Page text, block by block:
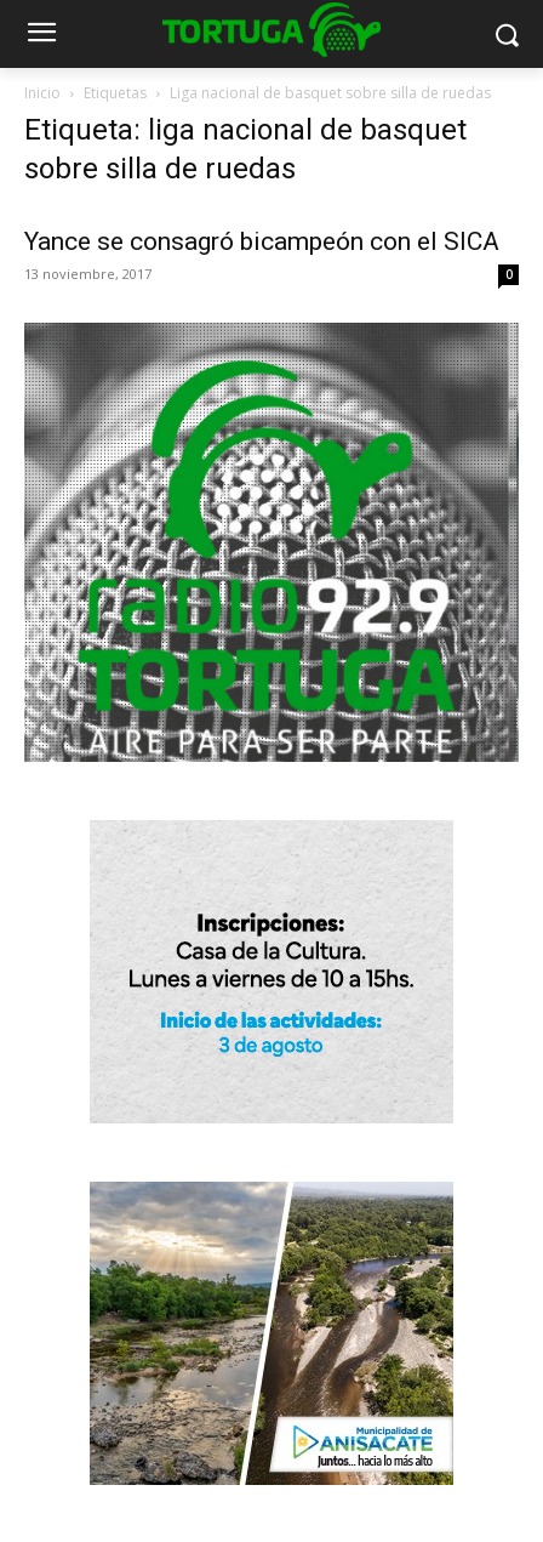
Inicio Etiquetas Liga nacional de basquet sobre silla de ruedas
Etiqueta: liga nacional de basquet
sobre silla de ruedas
Yance se consagró bicampeón con el SICA
13 noviembre, 2017 0